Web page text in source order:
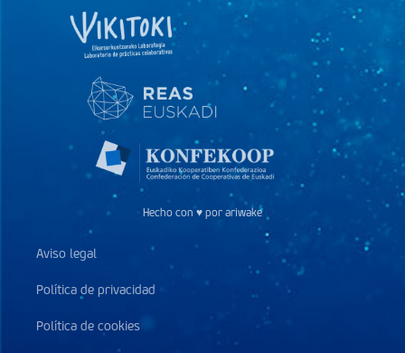
Hecho con ♥ por ariwake
Aviso legal
Política de privacidad
Política de cookies